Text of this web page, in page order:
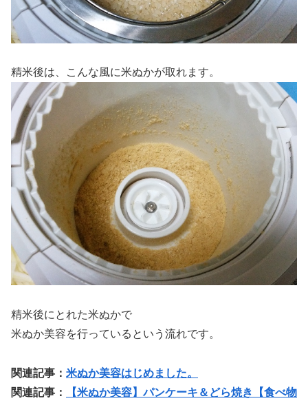
精米後は、こんな風に米ぬかが取れます。
精米後にとれた米ぬかで
米ぬか美容を行っているという流れです。
関連記事： 米ぬか美容はじめました。
関連記事：
【米ぬか美容】パンケーキ＆どら焼き【食べ物